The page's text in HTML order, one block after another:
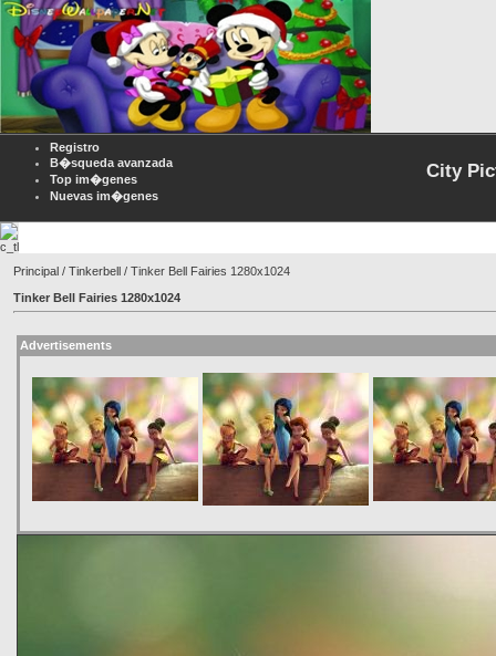
Registro
B�squeda avanzada
Top im�genes
Nuevas im�genes
City
Principal / Tinkerbell / Tinker Bell Fairies 1280x1024
Tinker Bell Fairies 1280x1024
Advertisements